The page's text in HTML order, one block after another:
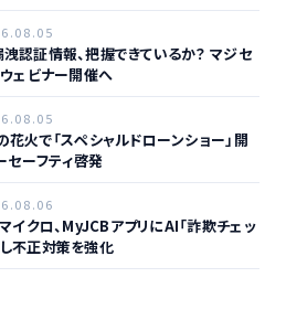
認証情報、把握できているか？ マジセ
ェビナー開催へ
花火で「スペシャルドローンショー」開
ーフティ啓発
イクロ、MyJCBアプリにAI「詐欺チェッ
不正対策を強化